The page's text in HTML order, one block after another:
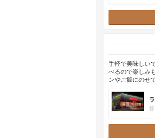
手軽で美味しい
べるので楽しみ
ンやご飯にのせ